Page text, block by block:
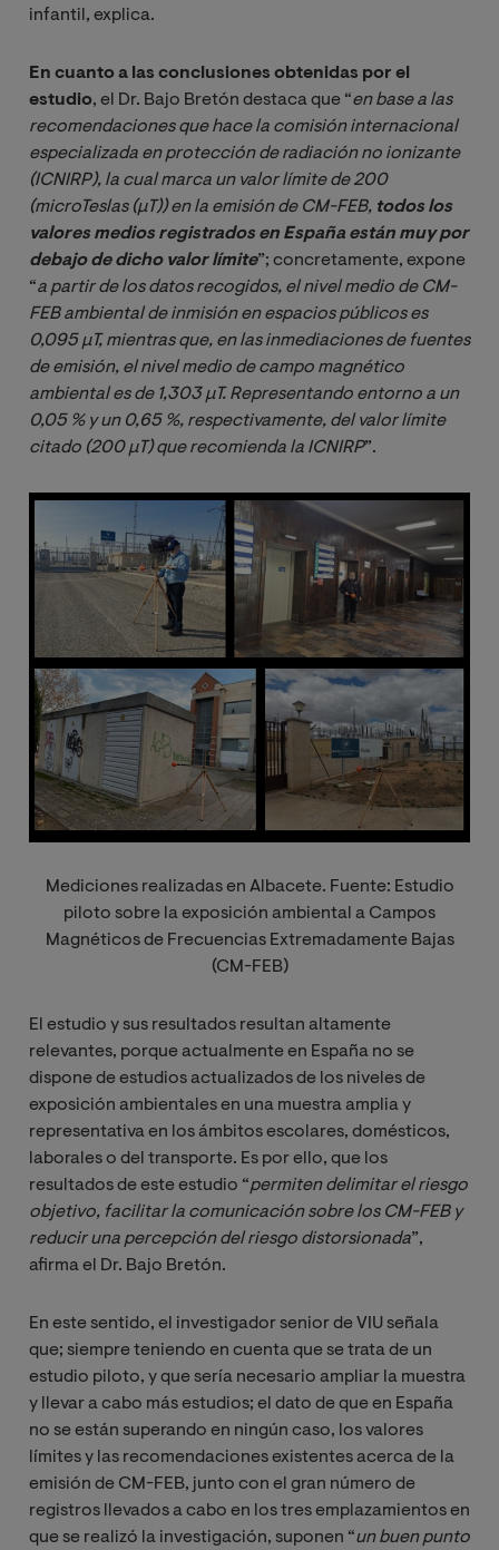
infantil, explica.
En cuanto a las conclusiones obtenidas por el
estudio, el Dr. Bajo Bretón destaca que “en base a las
recomendaciones que hace la comisión internacional
especializada en protección de radiación no ionizante
(ICNIRP), la cual marca un valor límite de 200
(microTeslas (μT)) en la emisión de CM-FEB, todos los
valores medios registrados en España están muy por
debajo de dicho valor límite”; concretamente, expone
“a partir de los datos recogidos, el nivel medio de CM-
FEB ambiental de inmisión en espacios públicos es
0,095 μT, mientras que, en las inmediaciones de fuentes
de emisión, el nivel medio de campo magnético
ambiental es de 1,303 μT. Representando entorno a un
0,05 % y un 0,65 %, respectivamente, del valor límite
citado (200 μT) que recomienda la ICNIRP”.
Image
Mediciones realizadas en Albacete. Fuente: Estudio
piloto sobre la exposición ambiental a Campos
Magnéticos de Frecuencias Extremadamente Bajas
(CM-FEB)
El estudio y sus resultados resultan altamente
relevantes, porque actualmente en España no se
dispone de estudios actualizados de los niveles de
exposición ambientales en una muestra amplia y
representativa en los ámbitos escolares, domésticos,
laborales o del transporte. Es por ello, que los
resultados de este estudio “permiten delimitar el riesgo
objetivo, facilitar la comunicación sobre los CM-FEB y
reducir una percepción del riesgo distorsionada”,
afirma el Dr. Bajo Bretón.
En este sentido, el investigador senior de VIU señala
que; siempre teniendo en cuenta que se trata de un
estudio piloto, y que sería necesario ampliar la muestra
y llevar a cabo más estudios; el dato de que en España
no se están superando en ningún caso, los valores
límites y las recomendaciones existentes acerca de la
emisión de CM-FEB, junto con el gran número de
registros llevados a cabo en los tres emplazamientos en
que se realizó la investigación, suponen “un buen punto